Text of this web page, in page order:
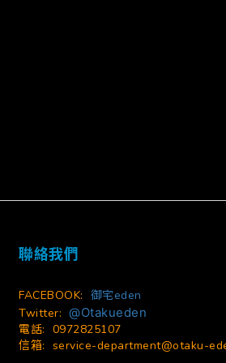
聯絡我們
FACEBOOK: 御宅eden
Twitter: @Otakueden
電話: 0972825107
信箱: service-department@otaku-